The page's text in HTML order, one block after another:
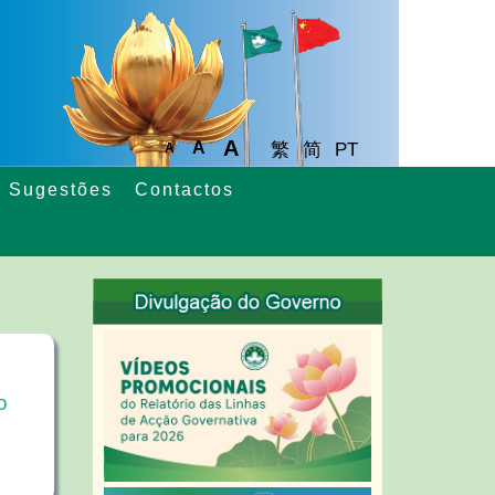
A A A 繁 简 PT
Sugestões Contactos